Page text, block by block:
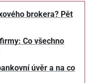
brokera? Pět
Co všechno
úvěr a na co